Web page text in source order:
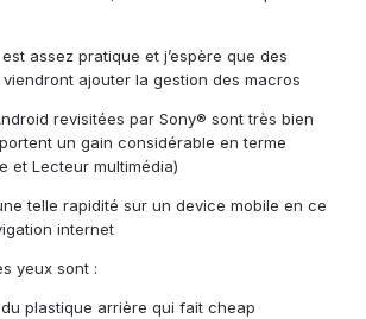
assez pratique et j’espère que des
ajouter la gestion des macros
revisitées par Sony® sont très bien
un gain considérable en terme
et Lecteur multimédia)
telle rapidité sur un device mobile en ce
internet
yeux sont :
plastique arrière qui fait cheap